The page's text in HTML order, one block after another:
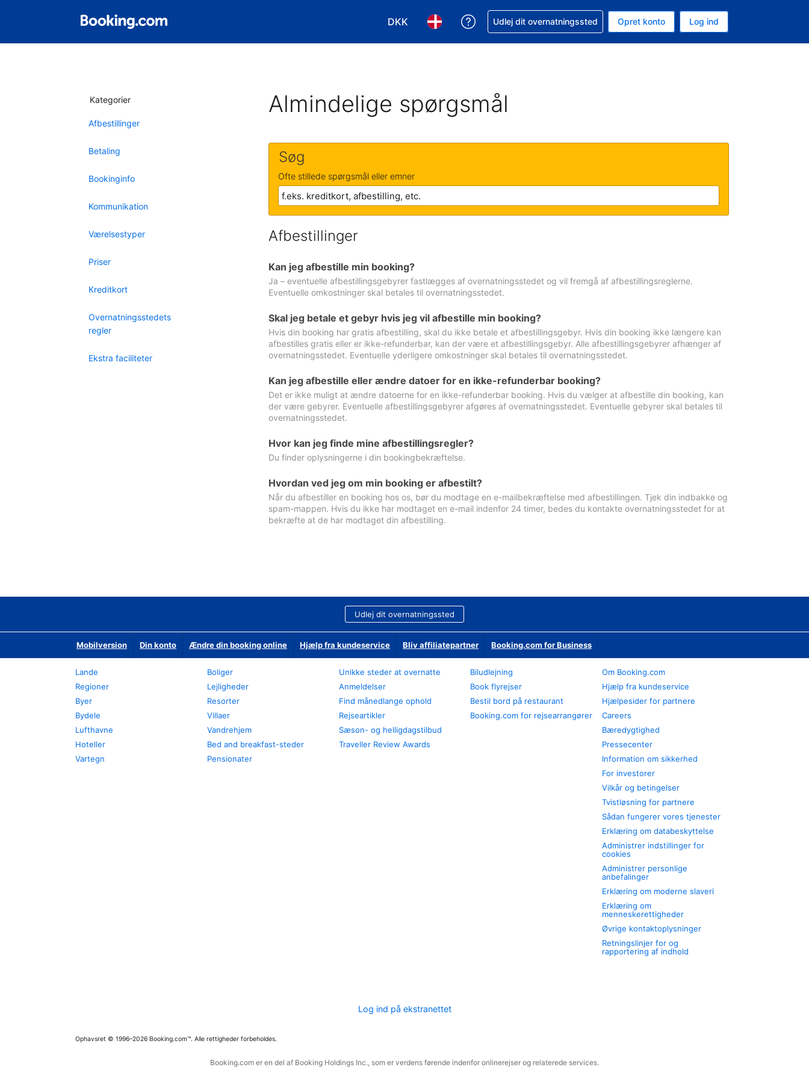
DKK
Vælg valuta. Din nuværende valuta er Danske kroner
Vælg sprog. Dit nuværende sprog er Dansk
Få hjælp til en booking
Udlej dit overnatningssted Opret konto Log ind
Kategorier
Afbestillinger
Betaling
Bookinginfo
Kommunikation
Værelsestyper
Priser
Kreditkort
Overnatningsstedets
regler
Ekstra faciliteter
Almindelige spørgsmål
Søg
Ofte stillede spørgsmål eller emner
Afbestillinger
Kan jeg afbestille min booking?
Ja – eventuelle afbestillingsgebyrer fastlægges af overnatningsstedet og vil fremgå af afbestillingsreglerne.
Eventuelle omkostninger skal betales til overnatningsstedet.
Skal jeg betale et gebyr hvis jeg vil afbestille min booking?
Hvis din booking har gratis afbestilling, skal du ikke betale et afbestillingsgebyr. Hvis din booking ikke længere kan
afbestilles gratis eller er ikke-refunderbar, kan der være et afbestillingsgebyr. Alle afbestillingsgebyrer afhænger af
overnatningsstedet. Eventuelle yderligere omkostninger skal betales til overnatningsstedet.
Kan jeg afbestille eller ændre datoer for en ikke-refunderbar booking?
Det er ikke muligt at ændre datoerne for en ikke-refunderbar booking. Hvis du vælger at afbestille din booking, kan
der være gebyrer. Eventuelle afbestillingsgebyrer afgøres af overnatningsstedet. Eventuelle gebyrer skal betales til
overnatningsstedet.
Hvor kan jeg finde mine afbestillingsregler?
Du finder oplysningerne i din bookingbekræftelse.
Hvordan ved jeg om min booking er afbestilt?
Når du afbestiller en booking hos os, bør du modtage en e-mailbekræftelse med afbestillingen. Tjek din indbakke og
spam-mappen. Hvis du ikke har modtaget en e-mail indenfor 24 timer, bedes du kontakte overnatningsstedet for at
bekræfte at de har modtaget din afbestilling.
Udlej dit overnatningssted
Mobilversion Din konto Ændre din booking online Hjælp fra kundeservice Bliv affiliatepartner Booking.com for Business
Lande
Regioner
Byer
Bydele
Lufthavne
Hoteller
Vartegn
Boliger
Lejligheder
Resorter
Villaer
Vandrehjem
Bed and breakfast-steder
Pensionater
Unikke steder at overnatte
Anmeldelser
Find månedlange ophold
Rejseartikler
Sæson- og helligdagstilbud
Traveller Review Awards
Biludlejning
Book flyrejser
Bestil bord på restaurant
Booking.com for rejsearrangører
Om Booking.com
Hjælp fra kundeservice
Hjælpesider for partnere
Careers
Bæredygtighed
Pressecenter
Information om sikkerhed
For investorer
Vilkår og betingelser
Tvistløsning for partnere
Sådan fungerer vores tjenester
Erklæring om databeskyttelse
Administrer indstillinger for
cookies
Administrer personlige
anbefalinger
Erklæring om moderne slaveri
Erklæring om
menneskerettigheder
Øvrige kontaktoplysninger
Retningslinjer for og
rapportering af indhold
Log ind på ekstranettet
Ophavsret © 1996–2026 Booking.com™. Alle rettigheder forbeholdes.
Booking.com er en del af Booking Holdings Inc., som er verdens førende indenfor onlinerejser og relaterede services.